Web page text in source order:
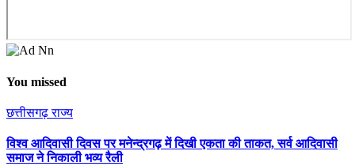
You missed
छत्तीसगढ़राज्य
विश्व आदिवासी दिवस पर मनेन्द्रगढ़ में दिखी एकता की ताकत, सर्व आदिवासी
समाज ने निकाली भव्य रैली